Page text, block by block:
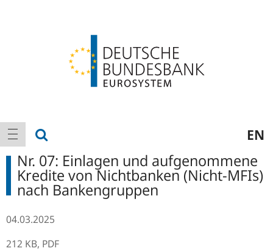
Hauptnavigation
Navigation anzeigen EN
Nr. 07: Einlagen und aufgenommene
Kredite von Nichtbanken (Nicht-MFIs)
nach Bankengruppen
04.03.2025
212 KB, PDF